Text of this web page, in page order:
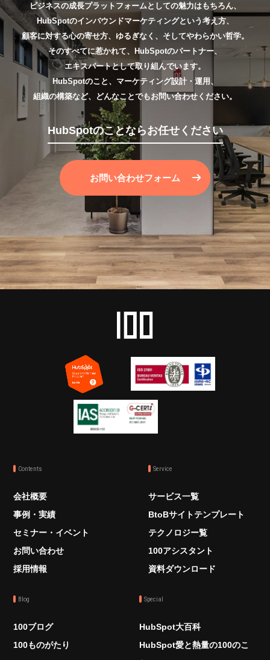
ビジネスの成長プラットフォームとしての魅力はもちろん、
HubSpotのインバウンドマーケティングという考え方、
顧客に対する心の寄せ方、ゆるぎなく、そしてやわらかい哲学。
そのすべてに惹かれて、HubSpotのパートナー、
エキスパートとして取り組んでいます。
HubSpotのこと、マーケティング設計・運用、
組織の構築など、どんなことでもお問い合わせください。
HubSpotのことならお任せください
お問い合わせフォーム
Contents
会社概要
事例・実績
セミナー・イベント
お問い合わせ
採用情報
Service
サービス一覧
BtoBサイトテンプレート
テクノロジー覧
100アシスタント
資料ダウンロード
Blog
100ブログ
100ものがたり
Special
HubSpot大百科
HubSpot愛と熱量の100のこ